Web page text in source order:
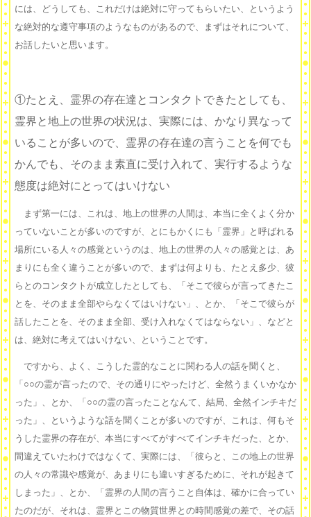
には、どうしても、これだけは絶対に守ってもらいたい、というよう
な絶対的な遵守事項のようなものがあるので、まずはそれについて、
お話したいと思います。
①たとえ、霊界の存在達とコンタクトできたとしても、
霊界と地上の世界の状況は、実際には、かなり異なって
いることが多いので、霊界の存在達の言うことを何でも
かんでも、そのまま素直に受け入れて、実行するような
態度は絶対にとってはいけない
まず第一には、これは、地上の世界の人間は、本当に全くよく分か
っていないことが多いのですが、とにもかくにも「霊界」と呼ばれる
場所にいる人々の感覚というのは、地上の世界の人々の感覚とは、あ
まりにも全く違うことが多いので、まずは何よりも、たとえ多少、彼
らとのコンタクトが成立したとしても、「そこで彼らが言ってきたこ
とを、そのまま全部やらなくてはいけない」、とか、「そこで彼らが
話したことを、そのまま全部、受け入れなくてはならない」、などと
は、絶対に考えてはいけない、ということです。
ですから、よく、こうした霊的なことに関わる人の話を聞くと、
「○○の霊が言ったので、その通りにやったけど、全然うまくいかなか
った」、とか、「○○の霊の言ったことなんて、結局、全然インチキだ
った」、というような話を聞くことが多いのですが、これは、何もそ
うした霊界の存在が、本当にすべてがすべてインチキだった、とか、
間違えていたわけではなくて、実際には、「彼らと、この地上の世界
の人々の常識や感覚が、あまりにも違いすぎるために、それが起きて
しまった」、とか、「霊界の人間の言うこと自体は、確かに合ってい
たのだが、それは、霊界とこの物質世界との時間感覚の差で、その話